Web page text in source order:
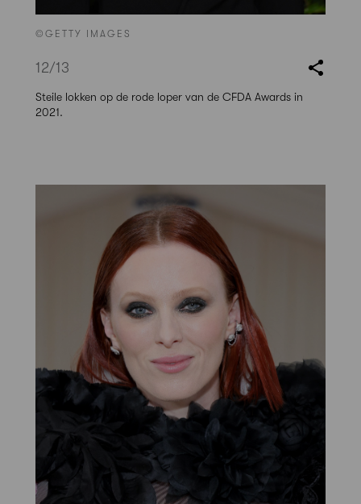
©GETTY IMAGES
12/13
Steile lokken op de rode loper van de CFDA Awards in
2021.